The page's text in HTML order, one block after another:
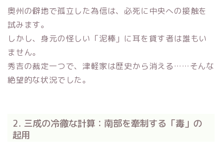
奥州の僻地で孤立した為信は、必死に中央への接触を
試みます。
しかし、身元の怪しい「泥棒」に耳を貸す者は誰もい
ません。
秀吉の裁定一つで、津軽家は歴史から消える……そんな
絶望的な状況でした。
2. 三成の冷徹な計算：南部を牽制する「毒」の
起用